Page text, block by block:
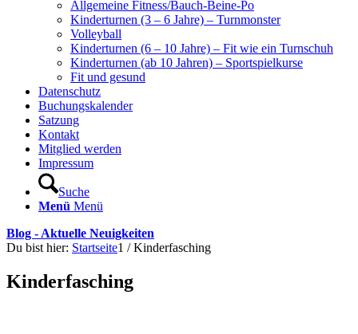
Allgemeine Fitness/Bauch-Beine-Po
Kinderturnen (3 – 6 Jahre) – Turnmonster
Volleyball
Kinderturnen (6 – 10 Jahre) – Fit wie ein Turnschuh
Kinderturnen (ab 10 Jahren) – Sportspielkurse
Fit und gesund
Datenschutz
Buchungskalender
Satzung
Kontakt
Mitglied werden
Impressum
Suche
Menü Menü
Blog - Aktuelle Neuigkeiten
Du bist hier: Startseite1 / Kinderfasching
Kinderfasching